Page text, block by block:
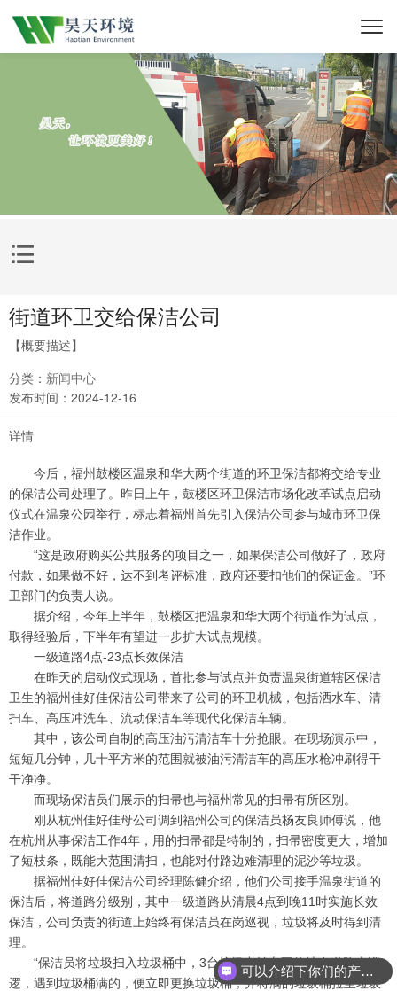

街道环卫交给保洁公司
【概要描述】
分类： 新闻中心
发布时间： 2024-12-16
详情
今后，福州鼓楼区温泉和华大两个街道的环卫保洁都将交给专业
的保洁公司处理了。昨日上午，鼓楼区环卫保洁市场化改革试点启动
仪式在温泉公园举行，标志着福州首先引入保洁公司参与城市环卫保
洁作业。
“这是政府购买公共服务的项目之一，如果保洁公司做好了，政府
付款，如果做不好，达不到考评标准，政府还要扣他们的保证金。 ”环
卫部门的负责人说。
据介绍，今年上半年，鼓楼区把温泉和华大两个街道作为试点，
取得经验后，下半年有望进一步扩大试点规模。
一级道路4点-23 点长效保洁
在昨天的启动仪式现场，首批参与试点并负责温泉街道辖区保洁
卫生的福州佳好佳保洁公司带来了公司的环卫机械，包括洒水车、清
扫车、高压冲洗车、流动保洁车等现代化保洁车辆。
其中，该公司自制的高压油污清洁车十分抢眼。在现场演示中，
短短几分钟，几十平方米的范围就被油污清洁车的高压水枪冲刷得干
干净净。
而现场保洁员们展示的扫帚也与福州常见的扫帚有所区别。
刚从杭州佳好佳母公司调到福州公司的保洁员杨友良师傅说，他
在杭州从事保洁工作4年，用的扫帚都是特制的，扫帚密度更大，增加
了短枝条，既能大范围清扫，也能对付路边难清理的泥沙等垃圾。
据福州佳好佳保洁公司经理陈健介绍，他们公司接手温泉街道的
保洁后，将道路分级别，其中一级道路从清晨4点到晚11 时实施长效
保洁，公司负责的街道上始终有保洁员在岗巡视，垃圾将及时得到清
理。
“保洁员将垃圾扫入垃圾桶中， 3台垃圾中转车不停地在道路上巡
逻，遇到垃圾桶满的，便立即更换垃圾桶，并将满的垃圾桶拉至垃圾
可以介绍下你们的产品么